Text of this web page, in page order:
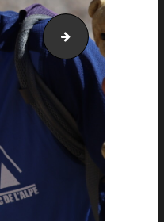
PIC_2035